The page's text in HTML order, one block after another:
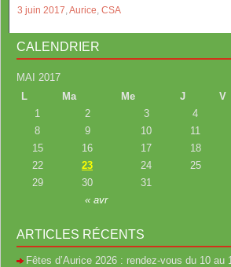
3 juin 2017,Aurice, CSA
CALENDRIER
MAI 2017
L
Ma Me J V
« avr
1 2 3 4
8
9 10 11
15
16 17 18
22
23 24 25
29
30 31
ARTICLES RÉCENTS
Fêtes d’Aurice 2026 : rendez-vous du 10 au